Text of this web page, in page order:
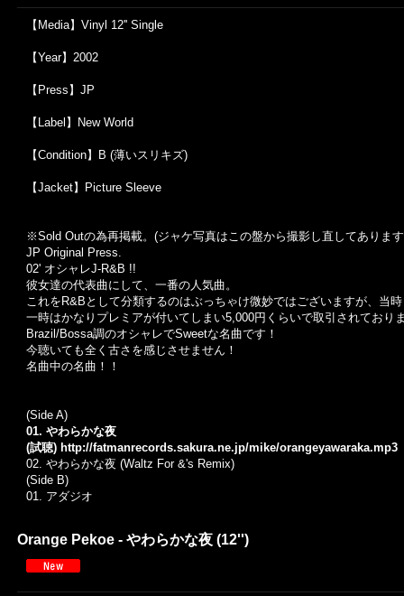
【Media】Vinyl 12'' Single
【Year】2002
【Press】JP
【Label】New World
【Condition】B (薄いスリキズ)
【Jacket】Picture Sleeve
※Sold Outの為再掲載。 (ジャケ写真はこの盤から撮影し直してありま
JP Original Press.
02' オシャレJ-R&B !!
彼女達の代表曲にして、一番の人気曲。
これをR&Bとして分類するのはぶっちゃけ微妙ではございますが、当
一時はかなりプレミアが付いてしまい5,000円くらいで取引されており
Brazil/Bossa調のオシャレでSweetな名曲です！
今聴いても全く古さを感じさせません！
名曲中の名曲！！
(Side A)
01. やわらかな夜
(試聴) http://fatmanrecords.sakura.ne.jp/mike/orangeyawaraka.mp3
02. やわらかな夜 (Waltz For &'s Remix)
(Side B)
01. アダジオ
Orange Pekoe - やわらかな夜 (12'')